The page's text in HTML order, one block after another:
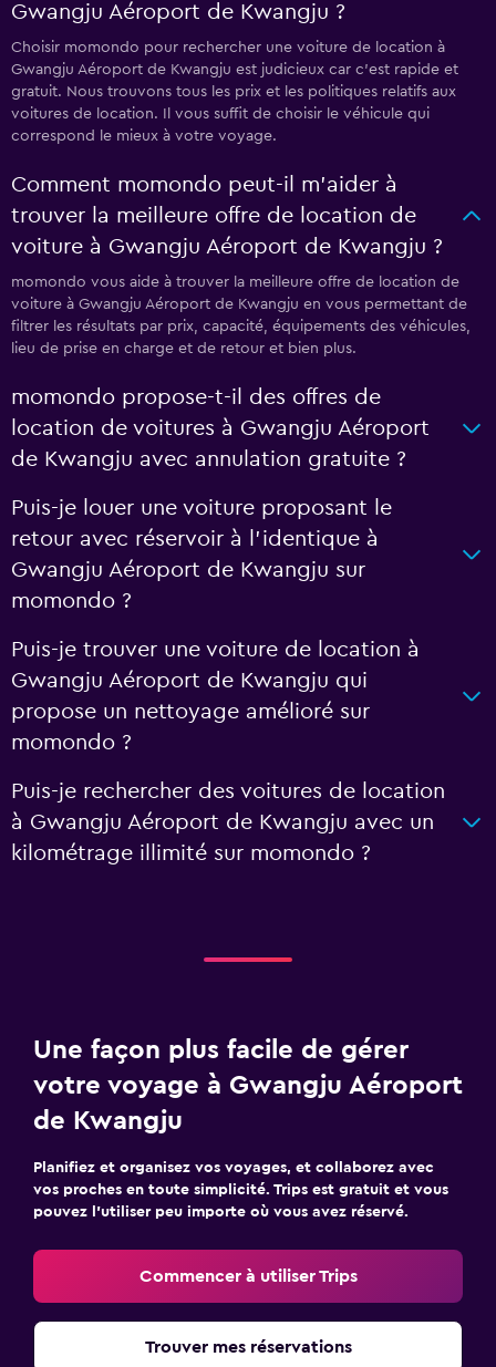
Gwangju Aéroport de Kwangju ?
Choisir momondo pour rechercher une voiture de location à
Gwangju Aéroport de Kwangju est judicieux car c'est rapide et
gratuit. Nous trouvons tous les prix et les politiques relatifs aux
voitures de location. Il vous suffit de choisir le véhicule qui
correspond le mieux à votre voyage.
Comment momondo peut-il m’aider à
trouver la meilleure offre de location de
voiture à Gwangju Aéroport de Kwangju ?
momondo vous aide à trouver la meilleure offre de location de
voiture à Gwangju Aéroport de Kwangju en vous permettant de
filtrer les résultats par prix, capacité, équipements des véhicules,
lieu de prise en charge et de retour et bien plus.
momondo propose-t-il des offres de
location de voitures à Gwangju Aéroport
de Kwangju avec annulation gratuite ?
Puis-je louer une voiture proposant le
retour avec réservoir à l’identique à
Gwangju Aéroport de Kwangju sur
momondo ?
Puis-je trouver une voiture de location à
Gwangju Aéroport de Kwangju qui
propose un nettoyage amélioré sur
momondo ?
Puis-je rechercher des voitures de location
à Gwangju Aéroport de Kwangju avec un
kilométrage illimité sur momondo ?
Une façon plus facile de gérer
votre voyage à Gwangju Aéroport
de Kwangju
Planifiez et organisez vos voyages, et collaborez avec
vos proches en toute simplicité. Trips est gratuit et vous
pouvez l’utiliser peu importe où vous avez réservé.
Commencer à utiliser Trips
Trouver mes réservations